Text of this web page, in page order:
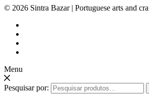
© 2026 Sintra Bazar | Portuguese arts and
Menu
Pesquisar por: